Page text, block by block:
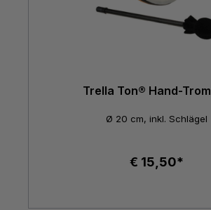
Trella Ton® Hand-
Ø 20 cm, inkl. Schlägel
€ 15,50*